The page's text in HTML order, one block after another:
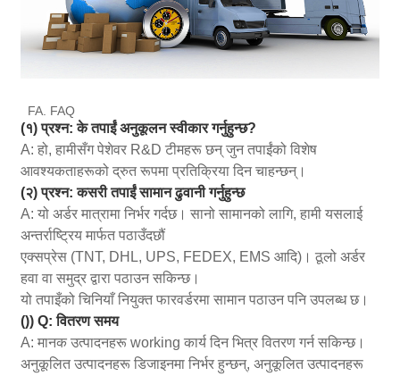
FA. FAQ
(१) प्रश्न: के तपाईं अनुकूलन स्वीकार गर्नुहुन्छ?
A: हो, हामीसँग पेशेवर R&D टीमहरू छन् जुन तपाईंको विशेष
आवश्यकताहरूको द्रुत रूपमा प्रतिक्रिया दिन चाहन्छन्।
(२) प्रश्न: कसरी तपाईं सामान ढुवानी गर्नुहुन्छ
A: यो अर्डर मात्रामा निर्भर गर्दछ। सानो सामानको लागि, हामी यसलाई
अन्तर्राष्ट्रिय मार्फत पठाउँदछौं
एक्सप्रेस (TNT, DHL, UPS, FEDEX, EMS आदि)। ठूलो अर्डर
हवा वा समुद्र द्वारा पठाउन सकिन्छ।
यो तपाइँको चिनियाँ नियुक्त फारवर्डरमा सामान पठाउन पनि उपलब्ध छ।
()) Q: वितरण समय
A: मानक उत्पादनहरू working कार्य दिन भित्र वितरण गर्न सकिन्छ।
अनुकूलित उत्पादनहरू डिजाइनमा निर्भर हुन्छन्, अनुकूलित उत्पादनहरू